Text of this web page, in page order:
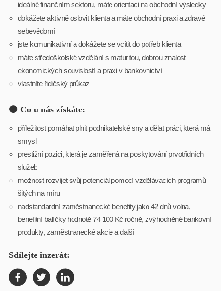
ideálně finančním sektoru, máte orientaci na obchodní výsledky
dokážete aktivně oslovit klienta a máte obchodní praxi a zdravé
sebevědomí
jste komunikativní a dokážete se vcítit do potřeb klienta
máte středoškolské vzdělání s maturitou, dobrou znalost
ekonomických souvislostí a praxi v bankovnictví
vlastníte řidičský průkaz
🟤 Co u nás získáte:
příležitost pomáhat plnit podnikatelské sny a dělat práci, která má
smysl
prestižní pozici, která je zaměřená na poskytování prvotřídních
služeb
možnost rozvíjet svůj potenciál pomocí vzdělávacích programů
šitých na míru
nadstandardní zaměstnanecké benefity jako 42 dnů volna,
benefitní balíčky hodnotě 74 100 Kč ročně, zvýhodněné bankovní
produkty, zaměstnanecké akcie a další
Sdílejte inzerát: